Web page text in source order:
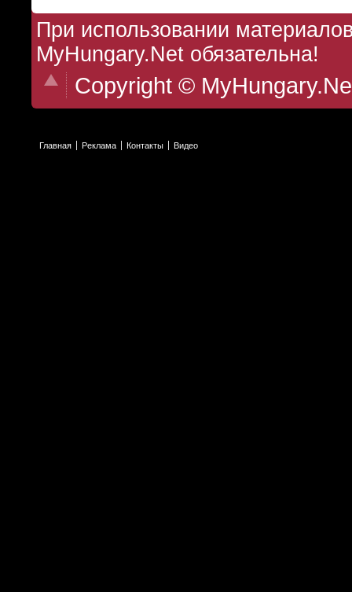
При использовании
MyHungary.Net обязательна!
Copyright ©
Главная Реклама Контакты Видео